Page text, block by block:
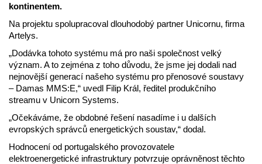
kontinentem.
Na projektu spolupracoval dlouhodobý partner Unicornu, firma
Artelys.
„Dodávka tohoto systému má pro naši společnost velký
význam. A to zejména z toho důvodu, že jsme jej dodali nad
nejnovější generací našeho systému pro přenosové soustavy
– Damas MMS:E,“ uvedl Filip Král, ředitel produkčního
streamu v Unicorn Systems.
„Očekáváme, že obdobné řešení nasadíme i u dalších
evropských správců energetických soustav,“ dodal.
Hodnocení od portugalského provozovatele
elektroenergetické infrastruktury potvrzuje oprávněnost těchto